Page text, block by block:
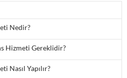
Nedir?
Hizmeti Gereklidir?
Nasıl Yapılır?